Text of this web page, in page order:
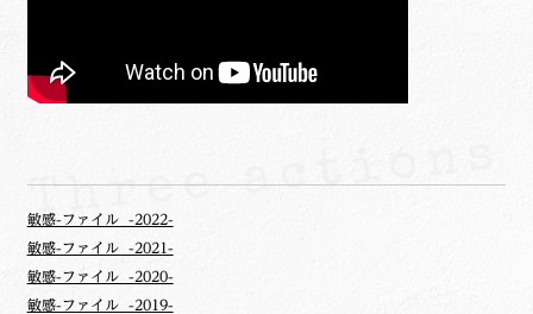
敏感-ファイル -2022-
敏感-ファイル -2021-
敏感-ファイル -2020-
敏感-ファイル -2019-